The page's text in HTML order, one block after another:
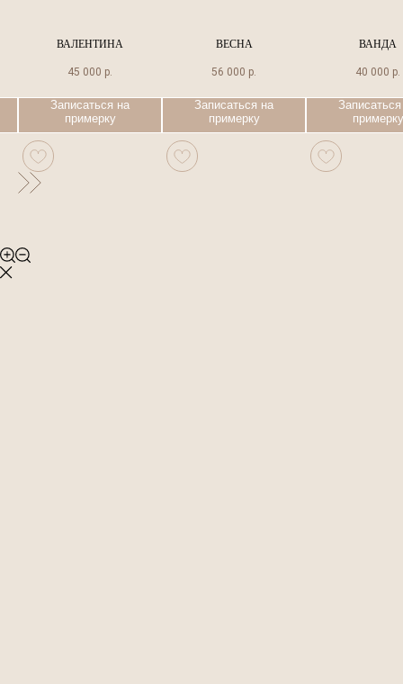
ВАЛЕНТИНА
45 000 р.
Записаться на
примерку
ВЕСНА
56 000 р.
Записаться на
примерку
ВАНДА
40 000 р.
примерку